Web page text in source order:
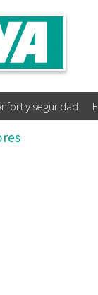
y seguridad